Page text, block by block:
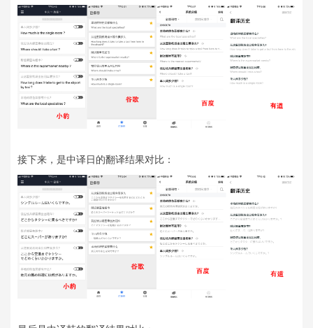
接下来，是中译日的翻译结果对比：